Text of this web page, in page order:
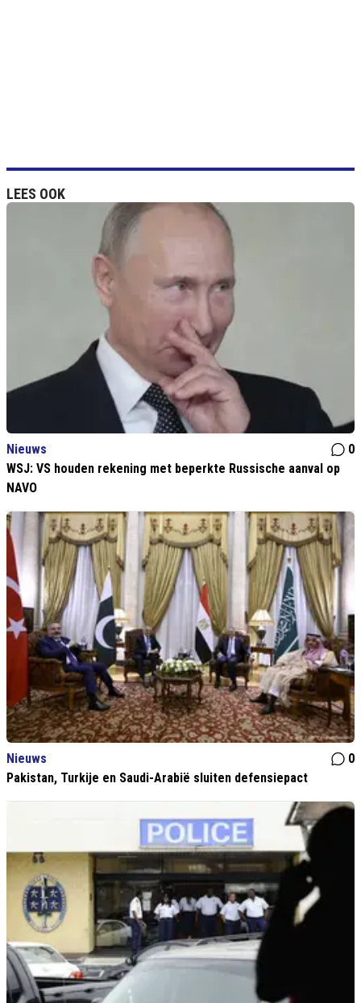
LEES OOK
Nieuws
0
WSJ: VS houden rekening met beperkte Russische aanval op
NAVO
Nieuws
0
Pakistan, Turkije en Saudi-Arabië sluiten defensiepact